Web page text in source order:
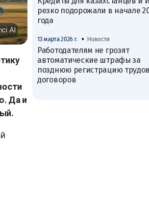
AI
Да и
резко подорожали в начале
года
13 марта 2026 г. • Новости
Работодателям не грозят
автоматические штрафы за
позднюю регистрацию
договоров